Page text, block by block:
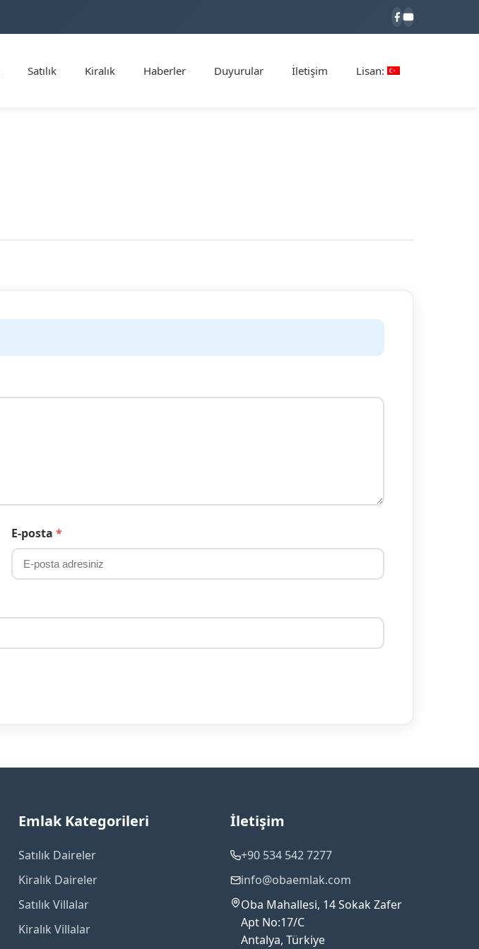
Satılık Kiralık Haberler Duyurular İletişim Lisan:
E-posta *
Emlak Kategorileri
Satılık Daireler
Kiralık Daireler
Satılık Villalar
Kiralık Villalar
İletişim
+90 534 542 7277
info@obaemlak.com
Oba Mahallesi, 14 Sokak Zafer
Apt No:17/C
Antalya, Türkiye